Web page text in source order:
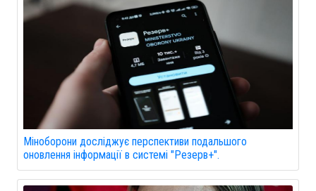
Міноборони досліджує перспективи подальшого
оновлення інформації в системі "Резерв+".